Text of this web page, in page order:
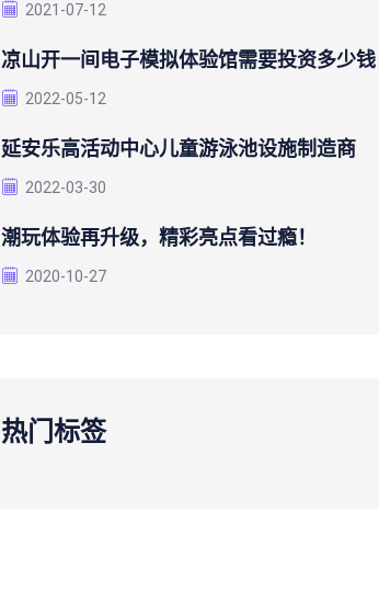
2021-07-12
凉山开一间电子模拟体验馆需要投资多少钱
2022-05-12
延安乐高活动中心儿童游泳池设施制造商
2022-03-30
潮玩体验再升级，精彩亮点看过瘾！
2020-10-27
热门标签